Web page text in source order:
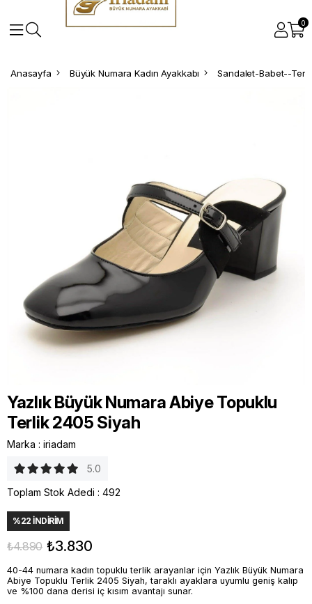
0
Anasayfa Büyük Numara Kadın Ayakkabı Sandalet-Babet--
Yazlık Büyük Numara Abiye Topuklu
Terlik 2405 Siyah
Marka : iriadam
5.0
Toplam Stok Adedi : 492
%22 İNDIRIM
₺4.890 ₺3.830
40-44 numara kadın topuklu terlik arayanlar için Yazlık Büyük Numara
Abiye Topuklu Terlik 2405 Siyah, taraklı ayaklara uyumlu geniş kalıp
ve %100 dana derisi iç kısım avantajı sunar.